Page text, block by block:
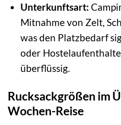
Unterkunftsart:
Mitnahme von Zelt,
was den Platzbedarf
oder
überflüssig.
Rucksackgrößen im
Wochen-Reise